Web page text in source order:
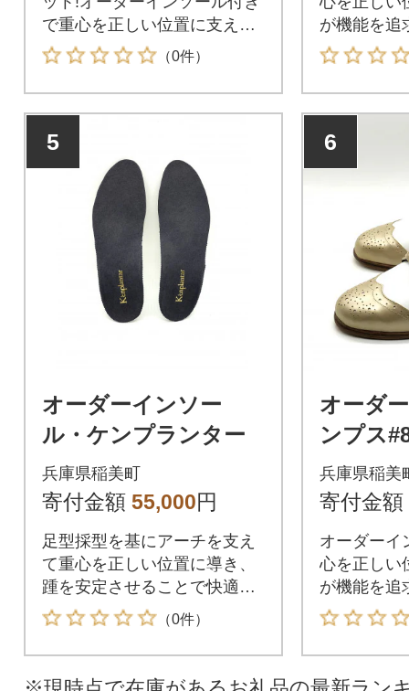
で重心を正しい位置に支え歩
行をサポートします。
（0件）
が機能を追
サポートす
5
オーダーインソー
ル・ケンプランター
兵庫県稲美町
寄付金額 55,000円
足型採型を基にアーチを支え
て重心を正しい位置に導き、
踵を安定させることで快適な
歩行をサポートします。
（0件）
6
オーダ
ンプス
兵庫県稲美
寄付金額
オーダーイ
心を正しい
が機能を追
ポートする